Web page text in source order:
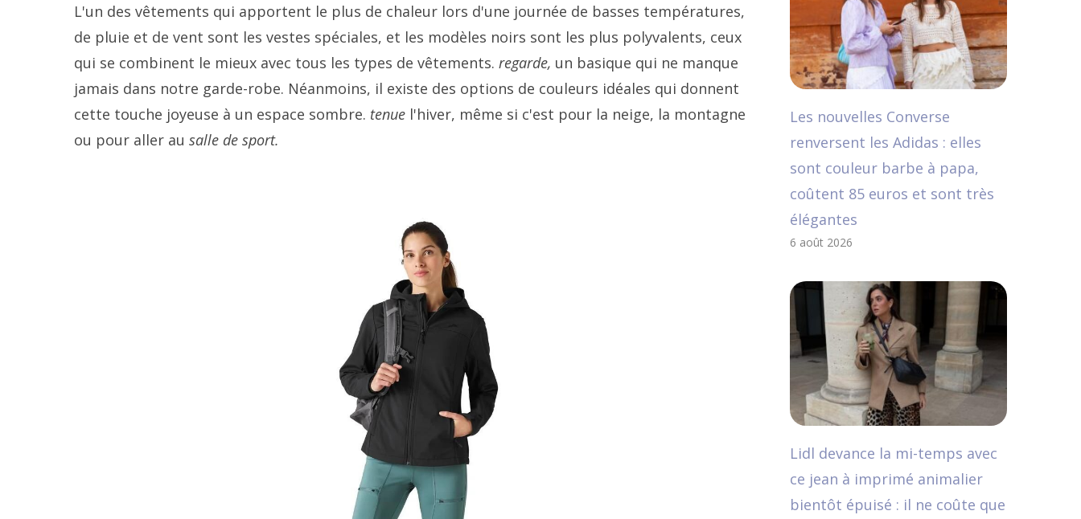
L'un des vêtements qui apportent le plus de chaleur lors d'une journée de basses températures,
de pluie et de vent sont les vestes spéciales, et les modèles noirs sont les plus polyvalents, ceux
qui se combinent le mieux avec tous les types de vêtements. regarde, un basique qui ne manque
jamais dans notre garde-robe. Néanmoins, il existe des options de couleurs idéales qui donnent
cette touche joyeuse à un espace sombre. tenue l'hiver, même si c'est pour la neige, la montagne
ou pour aller au salle de sport.
Les nouvelles Converse
renversent les Adidas : elles
sont couleur barbe à papa,
coûtent 85 euros et sont très
élégantes
6 août 2026
Lidl devance la mi-temps avec
ce jean à imprimé animalier
bientôt épuisé : il ne coûte que